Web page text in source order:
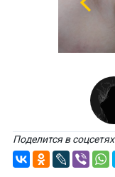
Поделится в соцсетях